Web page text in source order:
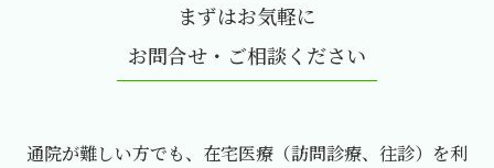
まずはお気軽に
お問合せ・ご相談ください
通院が難しい方でも、在宅医療（訪問診療、往診）を利